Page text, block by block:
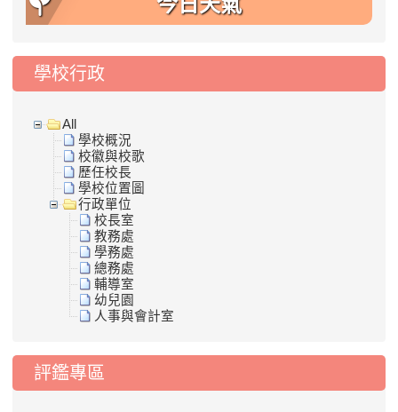
學校行政
All
學校概況
校徽與校歌
歷任校長
學校位置圖
行政單位
校長室
教務處
學務處
總務處
輔導室
幼兒園
人事與會計室
評鑑專區